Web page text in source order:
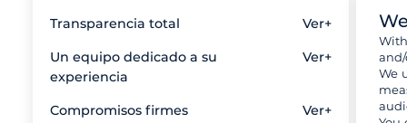
Transparencia total Ver+
Un equipo dedicado a su
experiencia
Ver+
Compromisos firmes Ver+
We